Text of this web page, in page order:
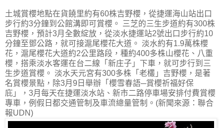
土城賞櫻地點在貨饒里約有60株吉野櫻，從捷運海山站出口
步行約3分鐘到公館溝即可賞櫻。 三芝的三生步道約有300株
吉野櫻，預計3月全數綻放，從淡水捷運站2號出口步行約10
分鐘至鄧公路，就可接滬尾櫻花大道。 淡水約有1.9萬株櫻
花，滬尾櫻花大道約2公里路段，種約400多株山櫻花、八重
櫻，搭乘淡水客運在台二線「新庄子」下車，就可步行到三
生步道賞櫻。 淡水天元宮有300多株「老欉」吉野櫻，是著
名賞櫻景點，除3月9日舉辦「櫻雪春語─賞櫻祈福好保
庇」，3月每天在捷運淡水站、新市二路停車場安排付費賞櫻
專車，例假日都交通管制及車流總量管制。(新聞來源：聯合
報UDN)